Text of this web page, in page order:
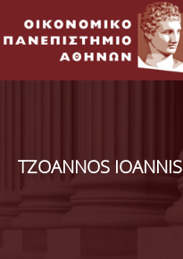
TZOANNOS IOANNIS